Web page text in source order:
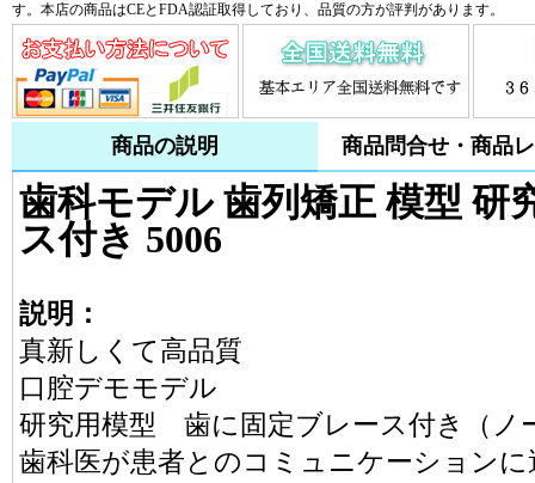
す。本店の商品はCEとFDA認証取得しており、品質の方が評判があります。
商品の説明 商品問合せ・商品
歯科モデル 歯列矯正 模型 研
ス付き 5006
説明：
真新しくて高品質
口腔デモモデル
研究用模型 歯に固定ブレース付き（ノ
歯科医が患者とのコミュニケーション